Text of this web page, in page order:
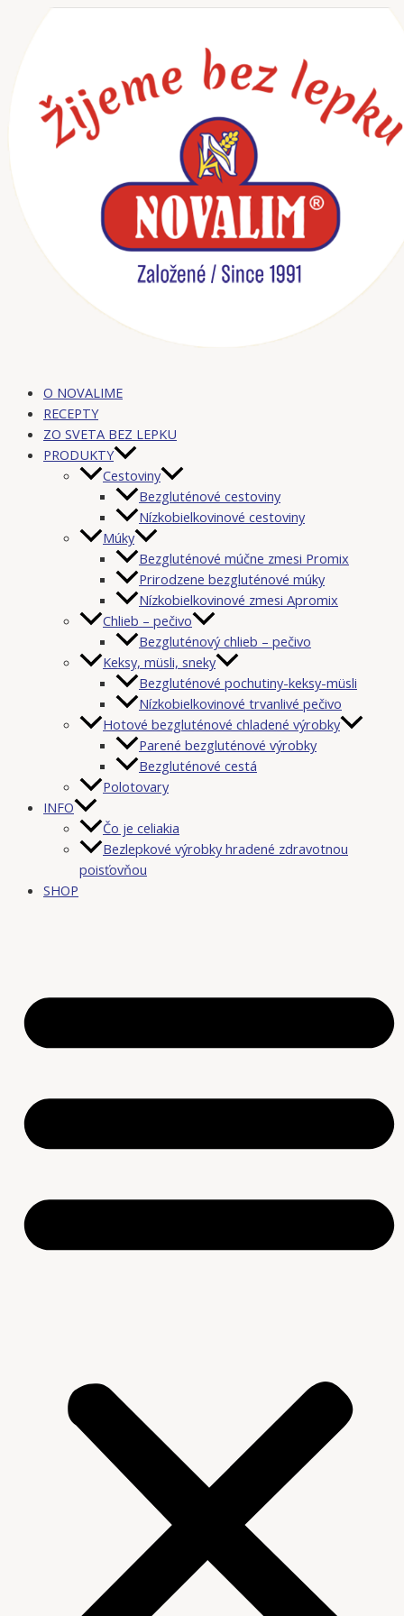
Preskočiť
O NOVALIME
RECEPTY
ZO SVETA BEZ LEPKU
PRODUKTY
Cestoviny
Bezgluténové cestoviny
Nízkobielkovinové cestoviny
Múky
Bezgluténové múčne zmesi Promix
Prirodzene bezgluténové múky
Nízkobielkovinové zmesi Apromix
Chlieb – pečivo
Bezgluténový chlieb – pečivo
Keksy, müsli, sneky
Bezgluténové pochutiny-keksy-müsli
Nízkobielkovinové trvanlivé pečivo
Hotové bezgluténové chladené výrobky
Parené bezgluténové výrobky
Bezgluténové cestá
Polotovary
INFO
Čo je celiakia
Bezlepkové výrobky hradené zdravotnou
poisťovňou
SHOP